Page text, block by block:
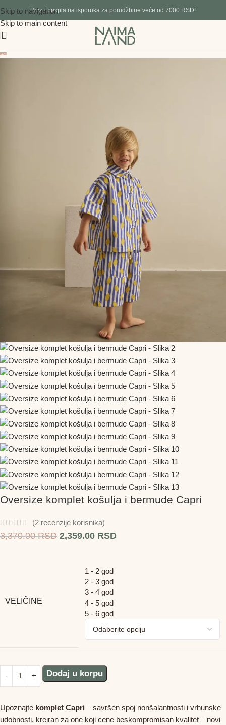
Skip to navigation
Skip to main content
Brza i besplatna isporuka za porudžbine veće od 7000 RSD!
-30%
Oversize komplet košulja i bermude Capri
(2 recenzije korisnika)
3,370.00RSD 2,359.00 RSD
VELIČINE
1 - 2 god
2 - 3 god
3 - 4 god
4 - 5 god
5 - 6 god
Dodaj u korpu
Upoznajte komplet Capri – savršen spoj nonšalantnosti i vrhunske
udobnosti, kreiran za one koji cene beskompromisan kvalitet – novi